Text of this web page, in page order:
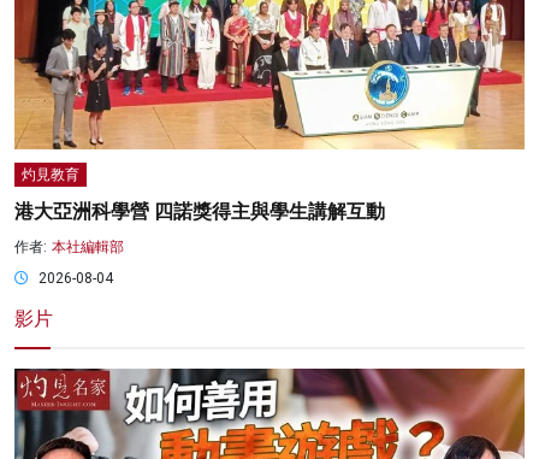
灼見教育
港大亞洲科學營 四諾獎得主與學生講解互動
作者: 本社編輯部
2026-08-04
影片